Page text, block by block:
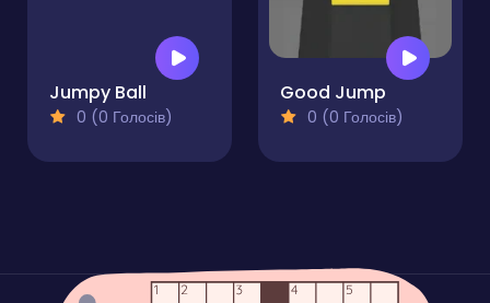
Jumpy Ball
0 (0 Голосів)
Good Jump
0 (0 Голосів)